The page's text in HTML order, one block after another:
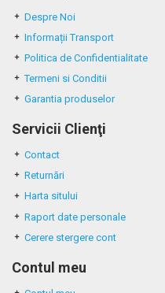
Despre Noi
Informații Transport
Politica de Confidentialitate
Termeni si Conditii
Garantia produselor
Servicii Clienţi
Contact
Returnări
Harta sitului
Raport date personale
Cerere stergere cont
Contul meu